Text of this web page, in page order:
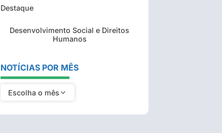
Destaque
Desenvolvimento Social e Direitos
Humanos
NOTÍCIAS POR MÊS
Escolha o mês